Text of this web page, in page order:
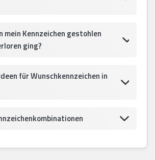
mein Kennzeichen gestohlen
ging?
für Wunschkennzeichen in